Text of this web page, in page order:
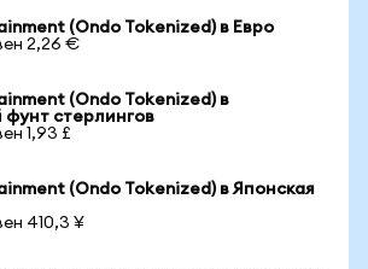
(Ondo Tokenized) в Евро
2,26 €
(Ondo Tokenized) в
фунт стерлингов
1,93 £
(Ondo Tokenized) в Японская
410,3 ¥